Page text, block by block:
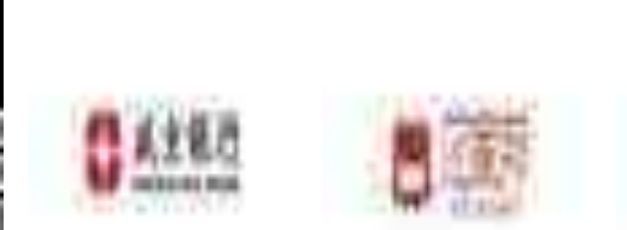
出家暴受害者在面对来自家庭与社会的偏见时的艰
难……